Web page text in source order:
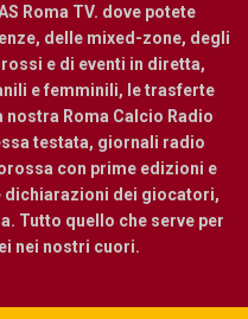
Roma TV. dove potete
delle mixed-zone, degli
e di eventi in diretta,
e femminili, le trasferte
nostra Roma Calcio Radio
testata, giornali radio
con prime edizioni e
dichiarazioni dei giocatori,
Tutto quello che serve per
nei nostri cuori.